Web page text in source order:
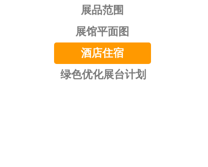
展品范围
展馆平面图
酒店住宿
绿色优化展台计划